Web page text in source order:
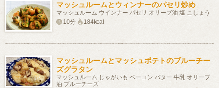
マッシュルームとウィンナーのパセリ炒め
マッシュルーム ウインナー パセリ オリーブ油 塩 こしょう
10分
184kcal
マッシュルームとマッシュポテトのブルーチー
ズグラタン
マッシュルーム じゃがいも ベーコン バター 牛乳 オリーブ
油 ブルーチーズ